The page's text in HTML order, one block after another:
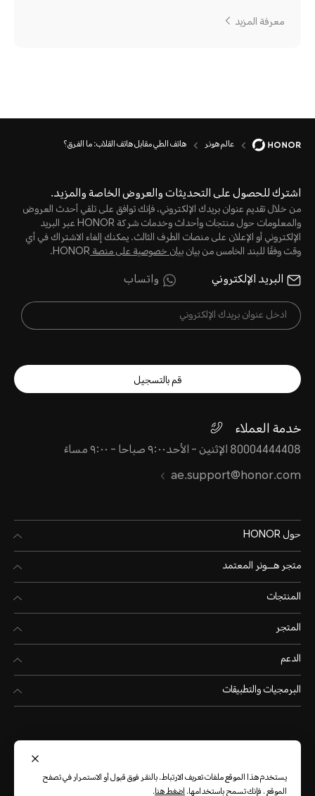
معرفة المزيد
عالم هونر هاتف الطي مقابل هاتف القلاب: ما الفرق؟
اشترك للحصول على التحديثات والعروض الخاصة والمزيد.
من خلال تقديم عنوان بريدك الإلكتروني، فإنك توافق على تلقي أحدث العروض
والمعلومات حول منتجات وأحداث وخدمات شركة HONOR عبر البريد
الإلكتروني أو الإعلان على منصات الطرف الثالث. يمكنك إلغاء الاشتراك في أي
وقت وفقًا للبند الخامس من بيانبيان خصوصية على منصةHONOR.
البريد الإلكتروني واتساب
قم بالتسجيل
خدمة العملاء
80004444408 الإثنين - الأحد٩:٠٠ صباحا - ٩:٠٠ مساءً
ae.support@honor.com
حول HONOR
متجر هـــونر المعتمد
المنتجات
المتجر
الدعم
البرمجيات والتطبيقات
United Arab Emirates (العربية)
يستخدم هذا الموقع ملفات تعريف الارتباط. بالنقر فوق قبول أو الاستمرار في تصفح
الموقع ، فإنك تسمح باستخدامها.اضغط هنا.